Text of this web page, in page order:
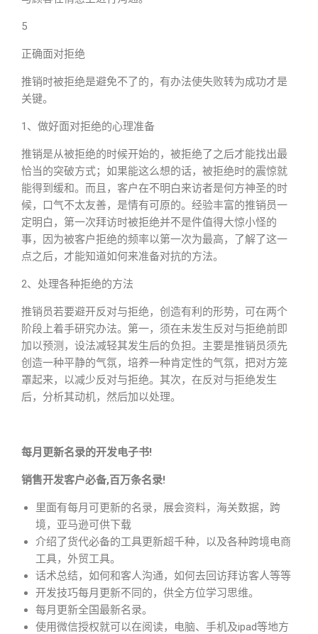
5
正确面对拒绝
推销时被拒绝是避免不了的，有办法使失败转为成功才是
关键。
1、做好面对拒绝的心理准备
推销是从被拒绝的时候开始的，被拒绝了之后才能找出最
恰当的突破方式；如果能这么想的话，被拒绝时的震惊就
能得到缓和。而且，客户在不明白来访者是何方神圣的时
候，口气不太友善，是情有可原的。经验丰富的推销员一
定明白，第一次拜访时被拒绝并不是件值得大惊小怪的
事，因为被客户拒绝的频率以第一次为最高，了解了这一
点之后，才能知道如何来准备对抗的方法。
2、处理各种拒绝的方法
推销员若要避开反对与拒绝，创造有利的形势，可在两个
阶段上着手研究办法。第一，须在未发生反对与拒绝前即
加以预测，设法减轻其发生后的负担。主要是推销员须先
创造一种平静的气氛，培养一种肯定性的气氛，把对方笼
罩起来，以减少反对与拒绝。其次，在反对与拒绝发生
后，分析其动机，然后加以处理。
每月更新名录的开发电子书!
销售开发客户必备,百万条名录!
里面有每月可更新的名录，展会资料，海关数据，跨
境，亚马逊可供下载
介绍了货代必备的工具更新超千种，以及各种跨境电商
工具，外贸工具。
话术总结，如何和客人沟通，如何去回访拜访客人等等
开发技巧每月更新不同的，供全方位学习思维。
每月更新全国最新名录。
使用微信授权就可以在阅读，电脑、手机及ipad等地方